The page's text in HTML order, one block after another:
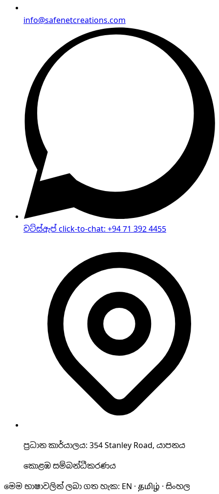
info@safenetcreations.com
වට්ස්ඇප් click-to-chat: +94 71 392 4455
ප්‍රධාන කාර්යාලය: 354 Stanley Road, යාපනය
කොළඹ සම්බන්ධීකරණය
මෙම භාෂාවලින් ලබා ගත හැක: EN · தமிழ் · සිංහල